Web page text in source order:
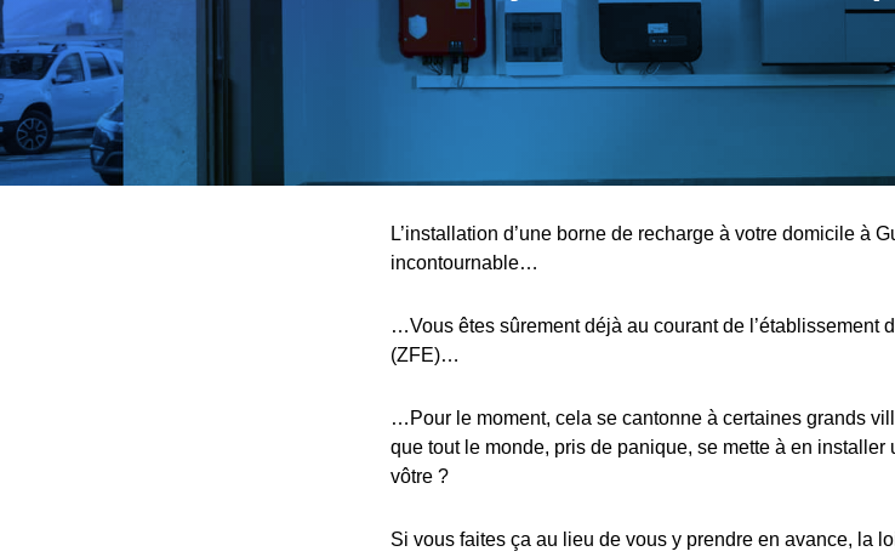
L’installation d’une borne de recharge à votre domicile à
incontournable…
…Vous êtes sûrement déjà au courant de l’établissement
(ZFE)…
…Pour le moment, cela se cantonne à certaines grands
que tout le monde, pris de panique, se mette à en
vôtre ?
Si vous faites ça au lieu de vous y prendre en avance, la